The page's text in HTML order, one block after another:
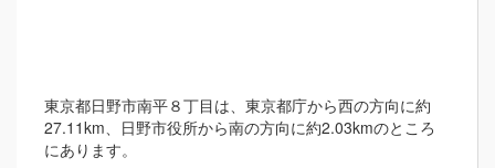
東京都日野市南平８丁目は、東京都庁から西の方向に約
27.11km、日野市役所から南の方向に約2.03kmのところ
にあります。